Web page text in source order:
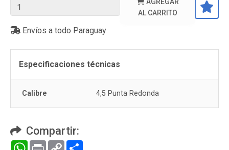
AL CARRITO
Envíos a todo Paraguay
Especificaciones técnicas
Calibre 4,5 Punta Redonda
Compartir:
WhatsApp
Print Copy